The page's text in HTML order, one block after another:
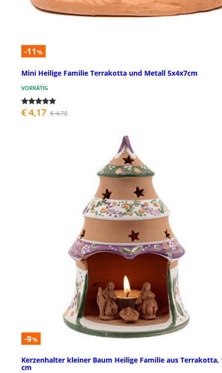
-11 %
Mini Heilige Familie Terrakotta und Metall 5x4x7cm
VORRÄTIG
€ 4,17 € 4,70
-9%
Kerzenhalter kleiner Baum Heilige Familie aus Terrakotta,
cm